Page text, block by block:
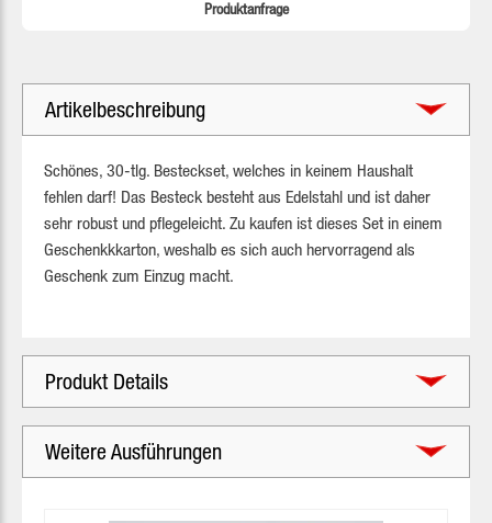
Produktanfrage
Artikelbeschreibung
Schönes, 30-tlg. Besteckset, welches in keinem Haushalt
fehlen darf! Das Besteck besteht aus Edelstahl und ist daher
sehr robust und pflegeleicht. Zu kaufen ist dieses Set in einem
Geschenkkkarton, weshalb es sich auch hervorragend als
Geschenk zum Einzug macht.
Produkt Details
Weitere Ausführungen